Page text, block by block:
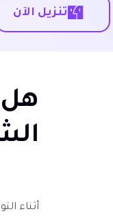
تنزيل الآن
أثناء